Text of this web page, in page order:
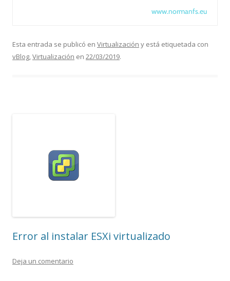
www.normanfs.eu
Esta entrada se publicó en Virtualización y está etiquetada con
vBlog,Virtualización en 22/03/2019.
Error al instalar ESXi virtualizado
Deja un comentario